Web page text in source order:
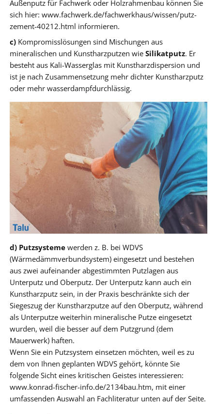
Außenputz für Fachwerk oder Holzrahmenbau können Sie
sich hier: www.fachwerk.de/fachwerkhaus/wissen/putz-
zement-40212.html informieren.
c) Kompromisslösungen sind Mischungen aus
mineralischen und Kunstharzputzen wie Silikatputz. Er
besteht aus Kali-Wasserglas mit Kunstharzdispersion und
ist je nach Zusammensetzung mehr dichter Kunstharzputz
oder mehr wasserdampfdurchlässig.
d) Putzsysteme werden z. B. bei WDVS
(Wärmedämmverbundsystem) eingesetzt und bestehen
aus zwei aufeinander abgestimmten Putzlagen aus
Unterputz und Oberputz. Der Unterputz kann auch ein
Kunstharzputz sein, in der Praxis beschränkte sich der
Siegeszug der Kunstharzputze auf den Oberputz, während
als Unterputze weiterhin mineralische Putze eingesetzt
wurden, weil die besser auf dem Putzgrund (dem
Mauerwerk) haften.
Wenn Sie ein Putzsystem einsetzen möchten, weil es zu
dem von Ihnen geplanten WDVS gehört, könnte Sie
folgende Sicht eines kritischen Geistes interessieren:
www.konrad-fischer-info.de/2134bau.htm, mit einer
umfassenden Auswahl an Fachliteratur unten auf der Seite.